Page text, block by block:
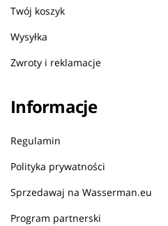
Twój koszyk
Wysyłka
Zwroty i reklamacje
Informacje
Regulamin
Polityka prywatności
Sprzedawaj na Wasserman.eu
Program partnerski